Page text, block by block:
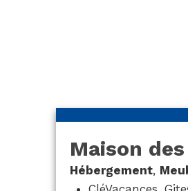
Maison
Hébergement,